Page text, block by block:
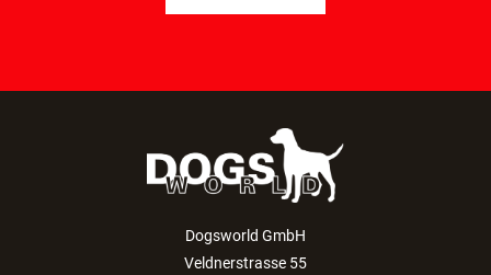
Dogsworld GmbH
Veldnerstrasse 55